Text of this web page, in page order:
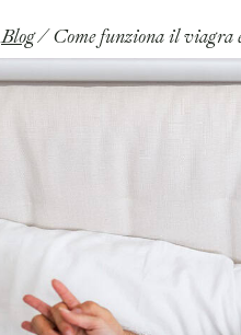
Blog Come funziona il viagra